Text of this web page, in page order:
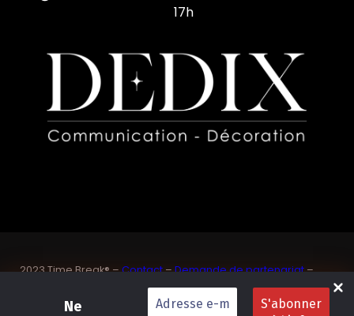
Ne
17h
2023 Time Break® –Contact–Demande de partenariat–
Sponsoriser un joueur de padel français
SASU Dedix Communication – 87 rue de Mireille – 83 150